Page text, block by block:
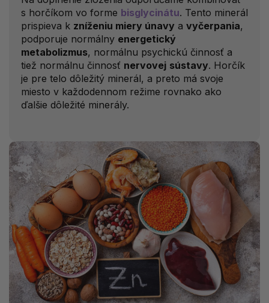
s horčíkom vo forme bisglycinátu. Tento minerál
prispieva k zníženiu miery únavy a vyčerpania,
podporuje normálny energetický
metabolizmus, normálnu psychickú činnosť a
tiež normálnu činnosť nervovej sústavy. Horčík
je pre telo dôležitý minerál, a preto má svoje
miesto v každodennom režime rovnako ako
ďalšie dôležité minerály.